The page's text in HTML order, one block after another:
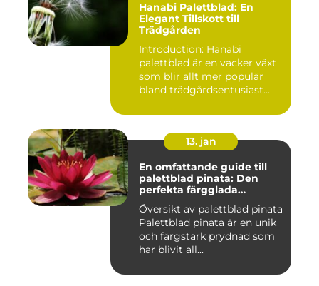
Hanabi Palettblad: En
Elegant Tillskott till
Trädgården
Introduction: Hanabi
palettblad är en vacker växt
som blir allt mer populär
bland trädgårdsentusiast...
13. jan
En omfattande guide till
palettblad pinata: Den
perfekta färgglada
prydnaden för ditt hem
Översikt av palettblad pinata
Palettblad pinata är en unik
och färgstark prydnad som
har blivit all...